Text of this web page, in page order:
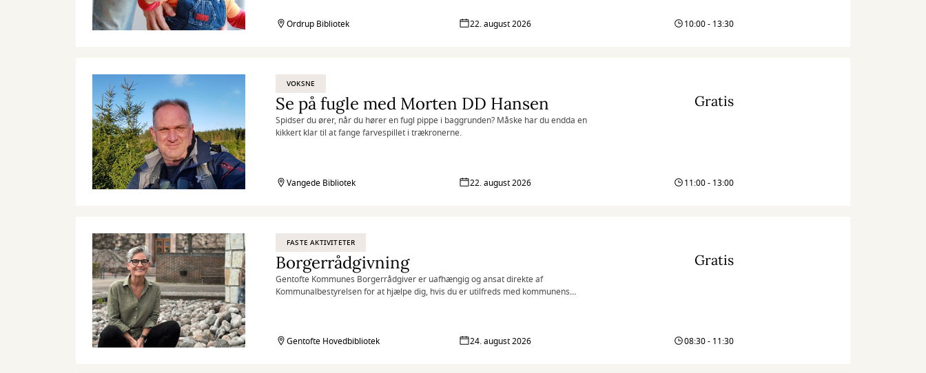
Ordrup Bibliotek 22. august 2026 10:00 - 13:30
VOKSNE
Se på fugle med Morten DD Hansen
Spidser du ører, når du hører en fugl pippe i baggrunden? Måske har du endda en
kikkert klar til at fange farvespillet i trækronerne.
Gratis
Vangede Bibliotek 22. august 2026 11:00 - 13:00
FASTE AKTIVITETER
Borgerrådgivning
Gentofte Kommunes Borgerrådgiver er uafhængig og ansat direkte af
Kommunalbestyrelsen for at hjælpe dig, hvis du er utilfreds med kommunens
Gratis
Gentofte Hovedbibliotek 24. august 2026 08:30 - 11:30